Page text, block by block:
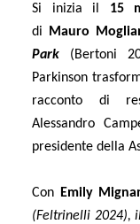
Si inizia il 15
di
Mauro
Park (Bertoni
Parkinson
racconto di
Alessandro
presidente della
Con Emily
(Feltrinelli 2024),